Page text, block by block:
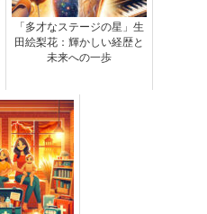
「多才なステージの星」生
田絵梨花：輝かしい経歴と
未来への一歩